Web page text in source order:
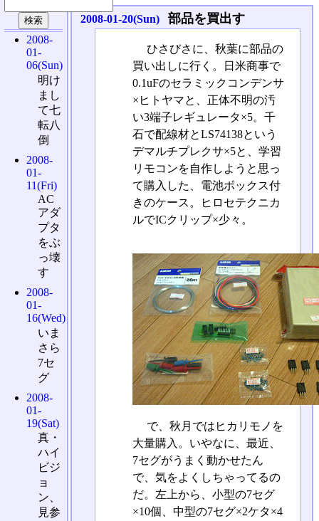
2008-01-20(Sun) 部品を買出す
ひさびさに、秋葉に部品の
買い出しに行く。日米商事で
0.1uFのセラミックコンデンサ
×ヒトヤマと、正体不明の汚
い3端子レギュレータ×5。千
石で配線材とLS74138という
デマルチプレクサ×5と、学習
リモコンを自作しようと思っ
て購入した、電池ボックス付
きのケース。ヒロセテクニカ
ルでICクリップ×少々。
で、秋月ではヒカリモノを
大量購入。いやなに、最近、
7セグがうまく動かせたん
で、気をよくしちゃってるの
だ。左上から、小型の7セグ
×10個、中型の7セグ×2ケタ×4
2008-
01-
06(Sun)
明け
まし
て七
転八
倒
2008-
01-
11(Fri)
AC
アダ
プタ
をぶ
っ壊
す
2008-
01-
16(Wed)
いま
さら
7セ
グ
2008-
01-
19(Sat)
真・
ハイ
ビジ
ョ
ン、
見参